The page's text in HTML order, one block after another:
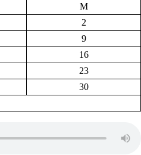
M
2
9
16
23
30